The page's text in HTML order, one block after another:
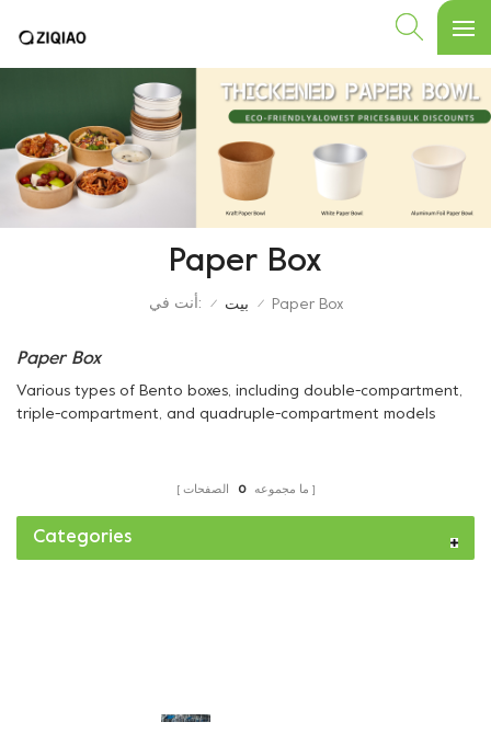
Paper Box
أنت في: / بيت / Paper Box
Paper Box
Various types of Bento boxes, including double-compartment,
triple-compartment, and quadruple-compartment models
ما مجموعه 0 الصفحات
Categories